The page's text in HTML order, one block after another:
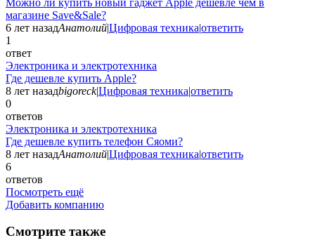
магазине Save&Sale?
6 лет назадАнатолий|Цифровая техника|ответить
1
ответ
Электроника и электротехника
Где дешевле купить Apple?
8 лет назадbigoreck|Цифровая техника|ответить
0
ответов
Электроника и электротехника
Где дешевле купить телефон Сяоми?
8 лет назадАнатолий|Цифровая техника|ответить
6
ответов
Посмотреть ещё
Добавить компанию
Смотрите также